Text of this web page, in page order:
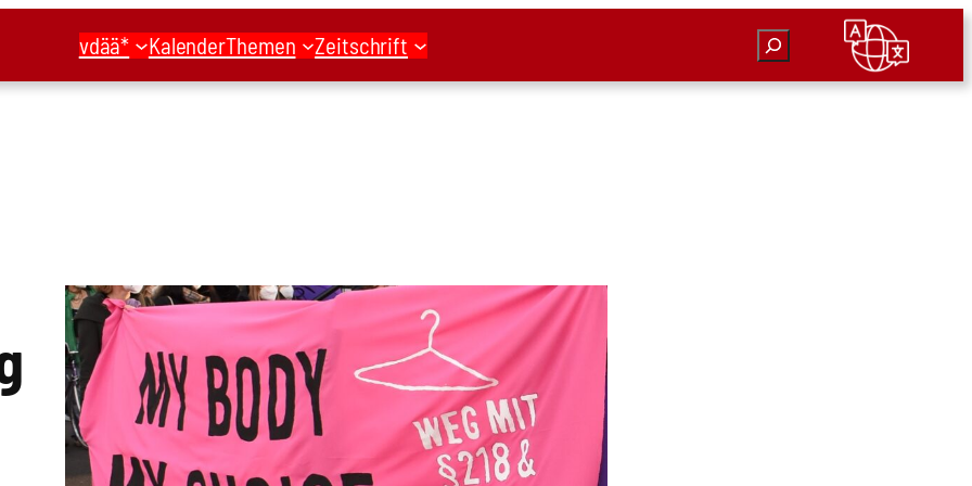
vdää* KalenderThemen Zeitschrift Suchen